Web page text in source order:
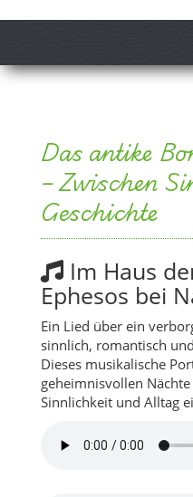
Das antike
– Zwischen
Geschichte
Im Haus
Ephesos bei
Ein Lied über ein
sinnlich, romantisch
Dieses musikalische
geheimnisvollen
Sinnlichkeit und Alltag